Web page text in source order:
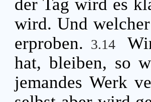
der Tag wird es
wird. Und
erproben. 3.14
hat, bleiben, so
jemandes Werk